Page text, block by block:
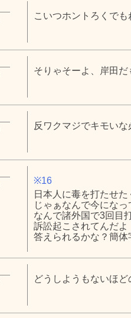
こいつホントろくでも
そりゃそーよ、岸田だ
反ワクマジでキモいな
※16
日本人に毒を打たせた
じゃぁなんで今にな
なんで諸外国で3回目
訴訟起こされてんだよ
答えられるかな？簡体
どうしようもないほど